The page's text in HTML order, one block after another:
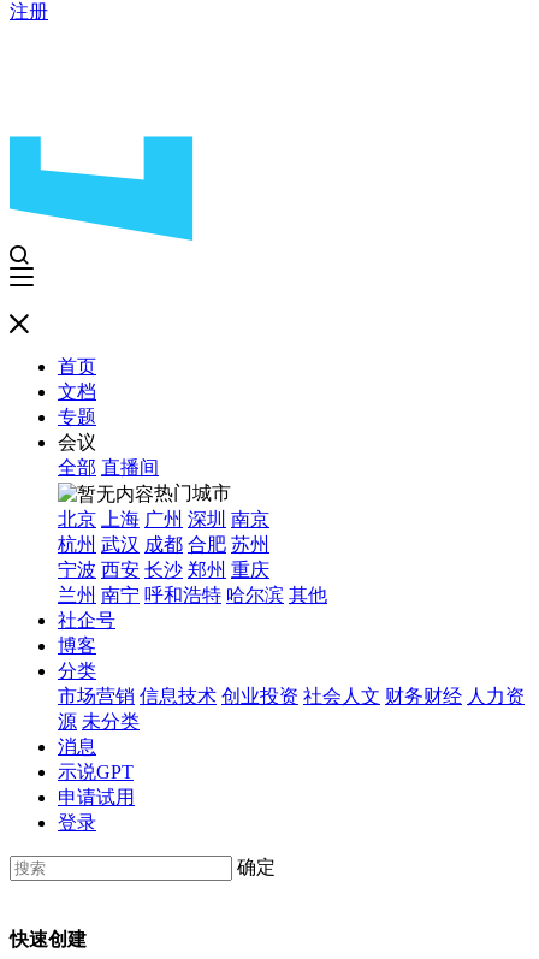
注册
首页
文档
专题
会议
全部 直播间
热门城市
北京
上海 广州 深圳 南京
杭州 武汉 成都 合肥 苏州
宁波 西安 长沙 郑州 重庆
兰州 南宁 呼和浩特 哈尔滨 其他
社企号
博客
分类
市场营销 信息技术 创业投资 社会人文 财务财经 人力资
源 未分类
消息
示说GPT
申请试用
登录
确定
快速创建